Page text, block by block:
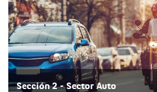
Sección 2 - Sector Auto